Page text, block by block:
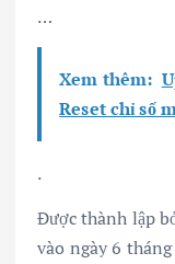
…
Xem thêm:
Reset chỉ số
.
Được thành lập
vào ngày 6